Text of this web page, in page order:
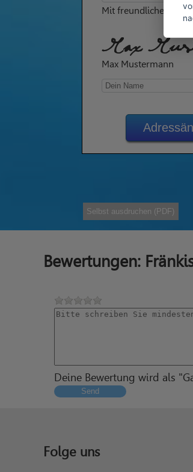
Mit freundlichen
Max
Max Mustermann
Selbst ausdruchen (PDF)
Bewertungen:
Deine Bewertung wird als
Send
Folge uns